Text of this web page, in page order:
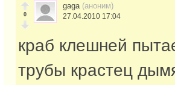
0
gaga (аноним)
27.04.2010 17:04
краб клешней
трубы крастец